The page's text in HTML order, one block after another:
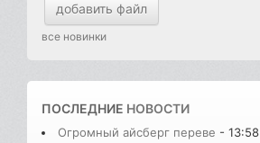
добавить файл
все новинки
ПОСЛЕДНИЕ НОВОСТИ
Огромный айсберг переве - 13:58